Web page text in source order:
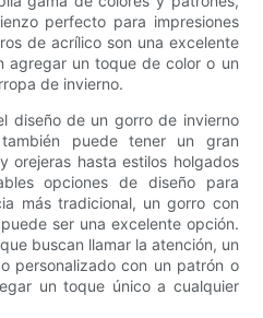
perfecto para impresiones
de acrílico son una excelente
agregar un toque de color o un
de invierno.
diseño de un gorro de invierno
también puede tener un gran
orejeras hasta estilos holgados
opciones de diseño para
más tradicional, un gorro con
ser una excelente opción.
buscan llamar la atención, un
personalizado con un patrón o
un toque único a cualquier